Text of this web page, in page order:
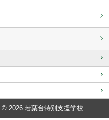
2026 若葉台特別支援学校